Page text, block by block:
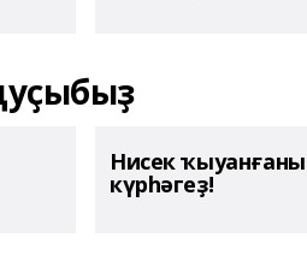
Нисек
күрһәгеҙ!